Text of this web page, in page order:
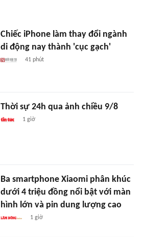
Chiếc iPhone làm thay đổi ngành
di động nay thành 'cục gạch'
41 phút
Thời sự 24h qua ảnh chiều 9/8
1 giờ
Ba smartphone Xiaomi phân khúc
dưới 4 triệu đồng nổi bật với màn
hình lớn và pin dung lượng cao
1 giờ